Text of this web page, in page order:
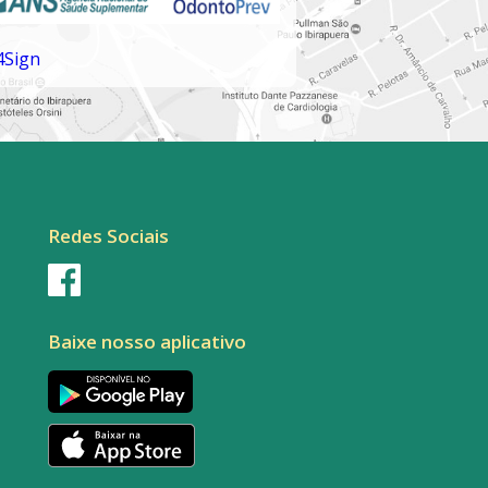
Redes Sociais
Baixe nosso aplicativo